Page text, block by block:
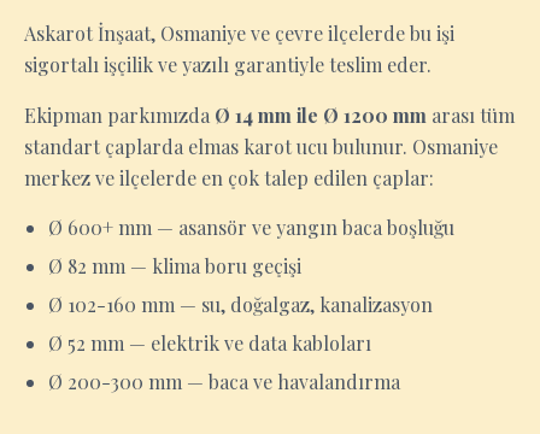
Askarot İnşaat, Osmaniye ve çevre ilçelerde bu işi
sigortalı işçilik ve yazılı garantiyle teslim eder.
Ekipman parkımızda Ø 14 mm ile Ø 1200 mm arası tüm
standart çaplarda elmas karot ucu bulunur. Osmaniye
merkez ve ilçelerde en çok talep edilen çaplar:
Ø 600+ mm — asansör ve yangın baca boşluğu
Ø 82 mm — klima boru geçişi
Ø 102-160 mm — su, doğalgaz, kanalizasyon
Ø 52 mm — elektrik ve data kabloları
Ø 200-300 mm — baca ve havalandırma